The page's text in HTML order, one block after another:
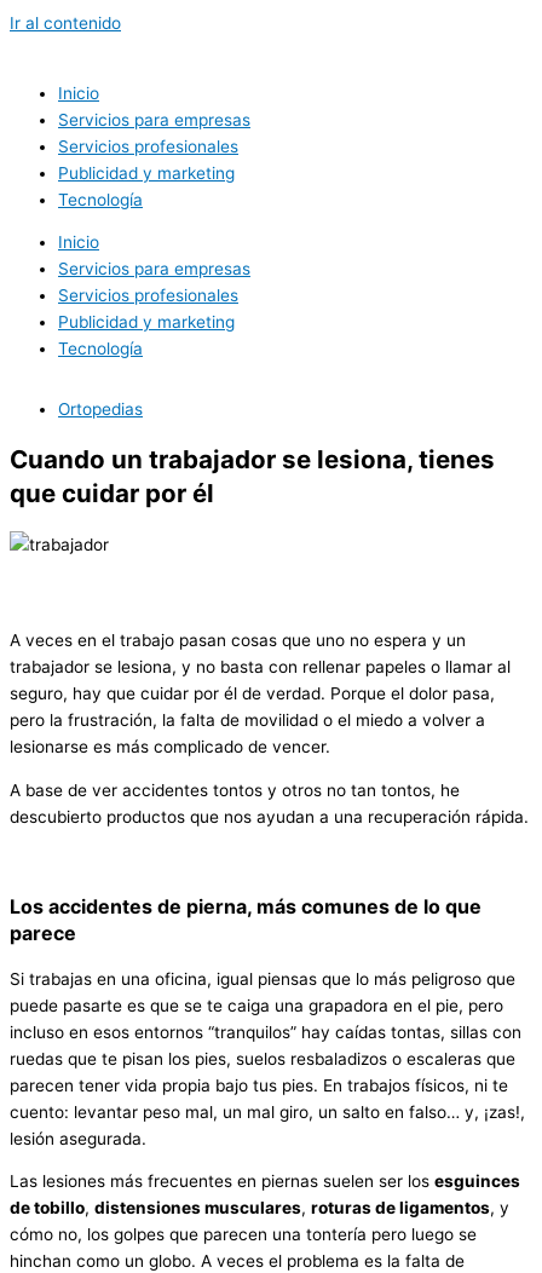
Ir al contenido
Inicio
Servicios para empresas
Servicios profesionales
Publicidad y marketing
Tecnología
Inicio
Servicios para empresas
Servicios profesionales
Publicidad y marketing
Tecnología
Ortopedias
Cuando un trabajador se lesiona, tienes
que cuidar por él
A veces en el trabajo pasan cosas que uno no espera y un
trabajador se lesiona, y no basta con rellenar papeles o llamar al
seguro, hay que cuidar por él de verdad. Porque el dolor pasa,
pero la frustración, la falta de movilidad o el miedo a volver a
lesionarse es más complicado de vencer.
A base de ver accidentes tontos y otros no tan tontos, he
descubierto productos que nos ayudan a una recuperación rápida.
Los accidentes de pierna, más comunes de lo que
parece
Si trabajas en una oficina, igual piensas que lo más peligroso que
puede pasarte es que se te caiga una grapadora en el pie, pero
incluso en esos entornos “tranquilos” hay caídas tontas, sillas con
ruedas que te pisan los pies, suelos resbaladizos o escaleras que
parecen tener vida propia bajo tus pies. En trabajos físicos, ni te
cuento: levantar peso mal, un mal giro, un salto en falso… y, ¡zas!,
lesión asegurada.
Las lesiones más frecuentes en piernas suelen ser los esguinces
de tobillo, distensiones musculares, roturas de ligamentos, y
cómo no, los golpes que parecen una tontería pero luego se
hinchan como un globo. A veces el problema es la falta de